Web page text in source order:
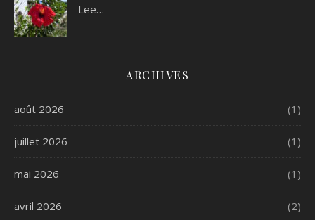
Lee…
ARCHIVES
août 2026 (1)
juillet 2026 (1)
mai 2026 (1)
avril 2026 (2)